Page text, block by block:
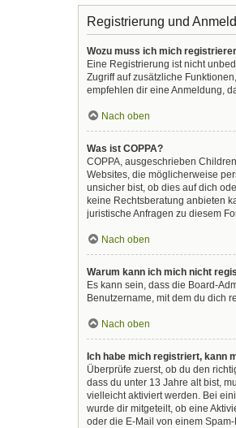
Registrierung und
Wozu muss ich mich
Eine Registrierung ist nicht
Zugriff auf zusätzliche
empfehlen dir eine Anmeldung,
Nach oben
Was ist COPPA?
COPPA, ausgeschrieben
Websites, die möglicherweise
unsicher bist, ob dies auf dich
keine Rechtsberatung anbieten
juristische Anfragen zu diesem
Nach oben
Warum kann ich mich nicht
Es kann sein, dass die Board-
Benutzername, mit dem du dich
Nach oben
Ich habe mich registriert, kann
Überprüfe zuerst, ob du den
dass du unter 13 Jahre alt bist,
vielleicht aktiviert werden. Bei
wurde dir mitgeteilt, ob eine
oder die E-Mail von einem